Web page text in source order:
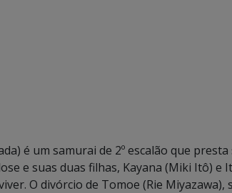
é um samurai de 2º escalão que
e suas duas filhas, Kayana (Miki Itô) e
O divórcio de Tomoe (Rie Miyazawa),